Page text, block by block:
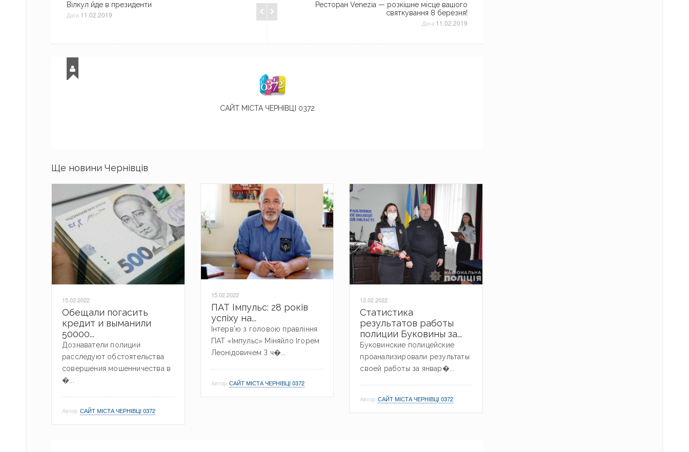
Вілкул йде в президенти
Дата 11.02.2019
Ресторан Venezia — розкішне місце вашого
святкування 8 березня!
Дата 11.02.2019
САЙТ МІСТА ЧЕРНІВЦІ 0372
Ще новини Чернівців
15.02.2022
Обещали погасить
кредит и выманили
50000...
Дознаватели полиции
расследуют обстоятельства
совершения мошенничества в
�...
Автор САЙТ МІСТА ЧЕРНІВЦІ 0372
15.02.2022
ПАТ Імпульс: 28 років
успіху на...
Інтерв’ю з головою правління
ПАТ «Імпульс» Міняйло Ігорем
Леонідовичем З ч�...
Автор САЙТ МІСТА ЧЕРНІВЦІ 0372
12.02.2022
Статистика
результатов работы
полиции Буковины за...
Буковинские полицейские
проанализировали результаты
своей работы за январ�...
Автор САЙТ МІСТА ЧЕРНІВЦІ 0372